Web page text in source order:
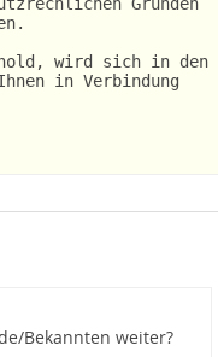
wird sich in den
in Verbindung
Bekannten weiter?